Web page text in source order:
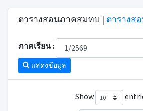
ตารางสอนภาคสมทบ | ตารางส
ภาคเรียน :
แสดงข้อมูล
Show